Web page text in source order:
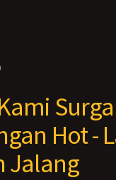
Hot -
Jalang